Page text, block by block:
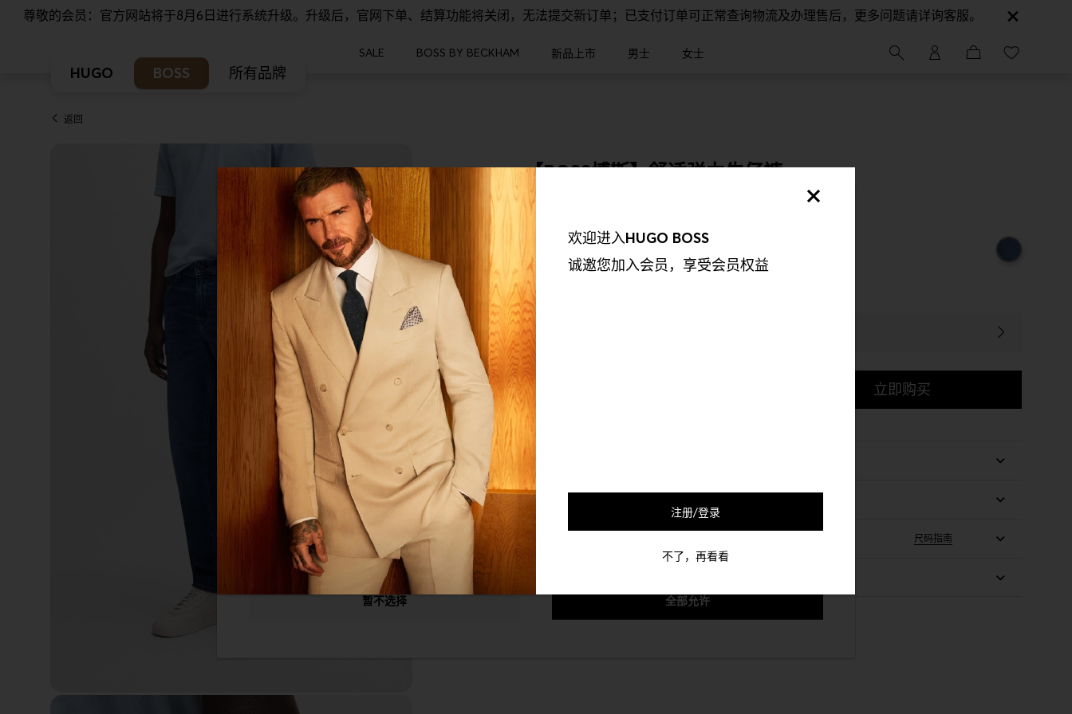
尊敬的会员：官方网站将于8月6日进行系统升级。升级后，官网下单、结算功能将关闭，无法提交新订单；已支付订单可正常查询物流及办理售后，更多问题请详询客服。
SALE BOSS BY BECKHAM 新品上市 男士 女士
HUGO BOSS 所有品牌
返回
【BOSS博斯】舒适弹力牛仔裤
¥ 1,600.00
立即购买
商品材质
尺码指南
本站使用Cookie
我们希望对于我们及我们的合作伙伴收集到的信息以及我们如何使用这些收集到的信息保持透明，以便您可以更好地
控制您的个人信息。欲了解更多资讯，请参阅我们的《隐私权政策》。我们会使用以下合作伙伴来更好地改善您的整
体网络浏览体验。我们的合作伙伴会使用Cookie及其他的机制将您和您的社交网络联系起来，并更好的定制与你符合
您感兴趣的广告。您可以通过退选以下的选项以停止对您的该个人信息的收集。
隐私政策 更多
必须的
暂不选择 全部允许
欢迎进入HUGO BOSS
诚邀您加入会员，享受会员权益
注册/登录
不了，再看看